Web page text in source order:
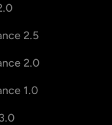
2.5
2.0
1.0